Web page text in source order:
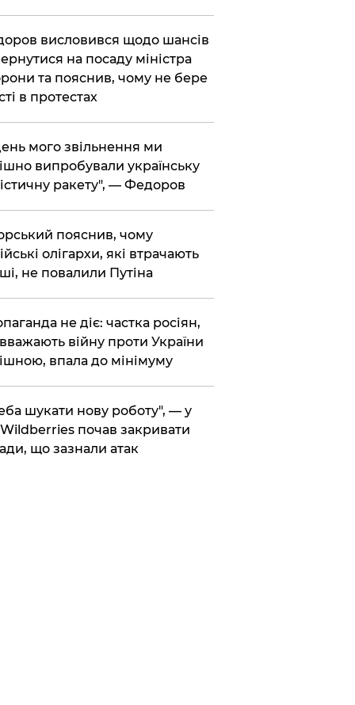
висловився щодо шансів
на посаду міністра
та пояснив, чому не бере
в протестах
мого звільнення ми
випробували українську
ракету", — Федоров
пояснив, чому
олігархи, які втрачають
не повалили Путіна
не діє: частка росіян,
війну проти України
впала до мінімуму
шукати нову роботу", — у
почав закривати
що зазнали атак